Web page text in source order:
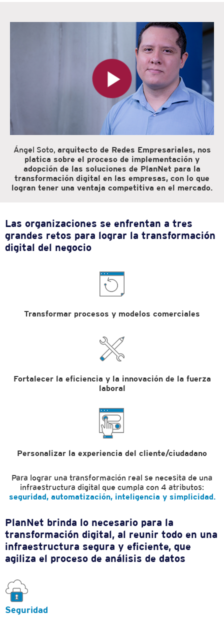
Ángel Soto, arquitecto de Redes Empresariales, nos
platica sobre el proceso de implementación y
adopción de las soluciones de PlanNet para la
transformación digital en las empresas, con lo que
logran tener una ventaja competitiva en el mercado.
Las organizaciones se enfrentan a tres
grandes retos para lograr la transformación
digital del negocio
Transformar procesos y modelos comerciales
Fortalecer la eficiencia y la innovación de la fuerza
laboral
Personalizar la experiencia del cliente/ciudadano
Para lograr una transformación real se necesita de una
infraestructura digital que cumpla con 4 atributos:
seguridad, automatización, inteligencia y simplicidad.
PlanNet brinda lo necesario para la
transformación digital, al reunir todo en una
infraestructura segura y eficiente, que
agiliza el proceso de análisis de datos
Seguridad